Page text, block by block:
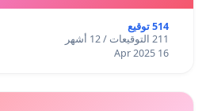
514 توقيع
211 التوقيعات / 12 أشهر
16 Apr 2025